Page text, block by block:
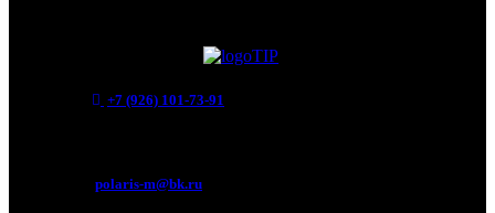
+7 (926) 101-73-91
polaris-m@bk.ru